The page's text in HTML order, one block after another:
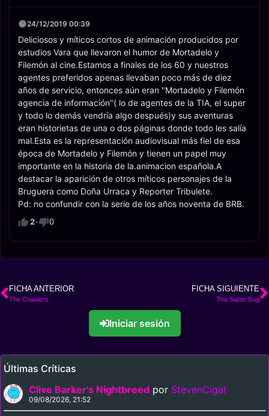
24/12/2019 00:39
Deliciosos y míticos cortos de animación producidos por
estudios Vara que llevaron el humor de Mortadelo y
Filemón al cine.Estamos a finales de los 60 y nuestros
agentes preferidos apenas llevaban poco más de diez
años de servicio, entonces aún eran "Mortadelo y Filemón
agencia de información"( lo de agentes de la TIA, el super
y todo lo demás vendría algo después)y sus aventuras
eran historietas de una o dos páginas donde todo les salía
mal.Esta es la representación audiovisual más fiel de esa
época de Mortadelo y Filemón y tienen un papel muy
importante en la historia de la.animacion española.A
destacar la aparición de otros míticos personajes de la
Bruguera como Doña Urraca y Reporter Tribulete.
Pd: no confundir con la serie de los años noventa de BRB.
2· 0
FICHA ANTERIOR
The Crawlers
FICHA SIGUIENTE
The Satan Bug
Iniciar sesión
Últimas Críticas
Clive Barker's Nightbreed por StevenCigal
09/08/2026, 21:52